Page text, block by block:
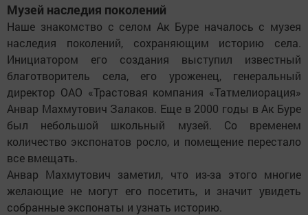
Музей наследия поколений
Наше знакомство с селом Ак Буре началось с музея
наследия поколений, сохраняющим историю села.
Инициатором его создания выступил известный
благотворитель села, его уроженец, генеральный
директор ОАО «Трастовая компания «Татмелиорация»
Анвар Махмутович Залаков. Еще в 2000 годы в Ак Буре
был небольшой школьный музей. Со временем
количество экспонатов росло, и помещение перестало
все вмещать.
Анвар Махмутович заметил, что из-за этого многие
желающие не могут его посетить, и значит увидеть
собранные экспонаты и узнать историю.